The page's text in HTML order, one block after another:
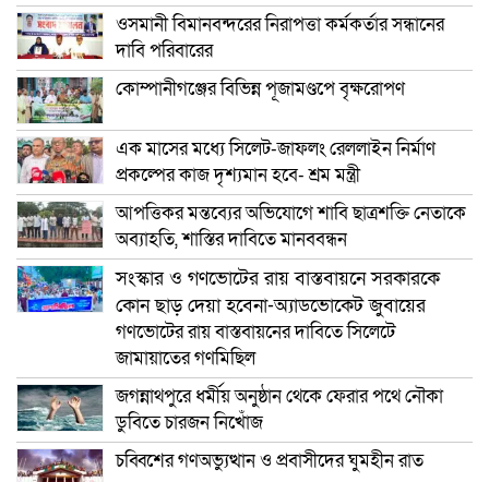
ওসমানী বিমানবন্দরের নিরাপত্তা কর্মকর্তার সন্ধানের
দাবি পরিবারের
কোম্পানীগঞ্জের বিভিন্ন পূজামণ্ডপে বৃক্ষরোপণ
এক মাসের মধ্যে সিলেট-জাফলং রেললাইন নির্মাণ
প্রকল্পের কাজ দৃশ্যমান হবে- শ্রম মন্ত্রী
আপত্তিকর মন্তব্যের অভিযোগে শাবি ছাত্রশক্তি নেতাকে
অব্যাহতি, শাস্তির দাবিতে মানববন্ধন
সংস্কার ও গণভোটের রায় বাস্তবায়নে সরকারকে
কোন ছাড় দেয়া হবেনা-অ্যাডভোকেট জুবায়ের
গণভোটের রায় বাস্তবায়নের দাবিতে সিলেটে
জামায়াতের গণমিছিল
জগন্নাথপুরে ধর্মীয় অনুষ্ঠান থেকে ফেরার পথে নৌকা
ডুবিতে চারজন নিখোঁজ
চব্বিশের গণঅভ্যুত্থান ও প্রবাসীদের ঘুমহীন রাত